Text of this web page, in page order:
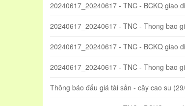
20240617_20240617 - TNC - BCKQ giao
20240617_20240617 - TNC - Thong bao
20240617_20240617 - TNC - BCKQ giao
20240617_20240617 - TNC - Thong bao
Thông báo đấu giá tài sản - cây cao su